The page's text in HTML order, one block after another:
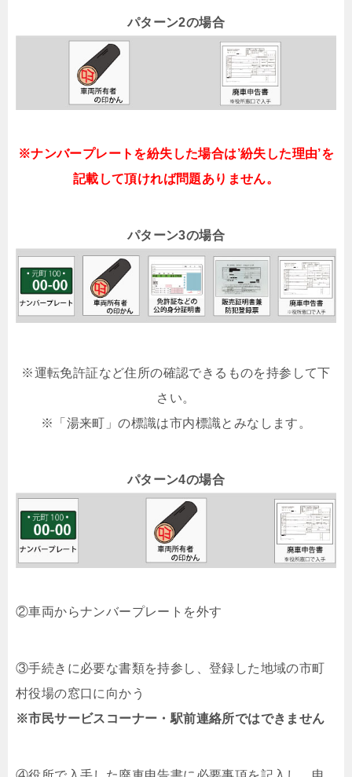
パターン2の場合
※ナンバープレートを紛失した場合は’紛失した理由’を
記載して頂ければ問題ありません。
パターン3の場合
※運転免許証など住所の確認できるものを持参して下
さい。
※「湯来町」の標識は市内標識とみなします。
パターン4の場合
②車両からナンバープレートを外す
③手続きに必要な書類を持参し、登録した地域の市町
村役場の窓口に向かう
※市民サービスコーナー・駅前連絡所ではできません